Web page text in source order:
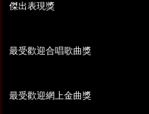
傑出表現獎
最受歡迎合唱歌曲獎
最受歡迎網上金曲獎